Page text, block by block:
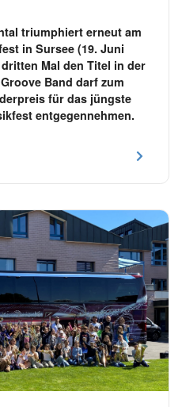
triumphiert erneut am
in Sursee (19. Juni
Mal den Titel in der
Band darf zum
für das jüngste
entgegennehmen.